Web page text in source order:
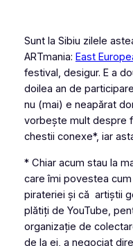
Sunt la Sibiu zilele
ARTmania: East
festival, desigur. E a
doilea an de
nu (mai) e neapărat
vorbește mult despre
chestii conexe*, iar
* Chiar acum stau la
care îmi povestea
pirateriei și că artiștii
plătiți de YouTube,
organizație de
de la ei, a negociat